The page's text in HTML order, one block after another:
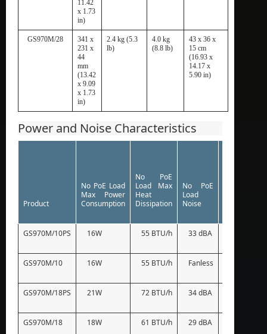
11.42
x 1.73
in)
GS970M/28
341 x
231 x
44
mm
(13.42
x 9.09
x 1.73
in)
2.4 kg (5.3
lb)
4.0 kg
(8.8 lb)
43 x 36 x
15 cm
(16.93 x
14.17 x
5.90 in)
Power and Noise Characteristics
Product
No PoE Load
Max Power
Consumption
No PoE
Load Max
Heat
Dissipation
No PoE
Load
Noise
GS970M/10PS 16W 55 BTU/h 33 dBA
GS970M/10 16W 55 BTU/h Fanless
GS970M/18PS 21W 72 BTU/h 34 dBA
GS970M/18 18W 61 BTU/h 29 dBA